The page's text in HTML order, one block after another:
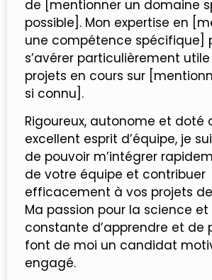
de [mentionner un domaine
possible]. Mon expertise en
une compétence spécifique]
s’avérer particulièrement
projets en cours sur
si connu].
Rigoureux, autonome et doté
excellent esprit d’équipe, je
de pouvoir m’intégrer
de votre équipe et contribuer
efficacement à vos projets
Ma passion pour la science
constante d’apprendre et de
font de moi un candidat
engagé.